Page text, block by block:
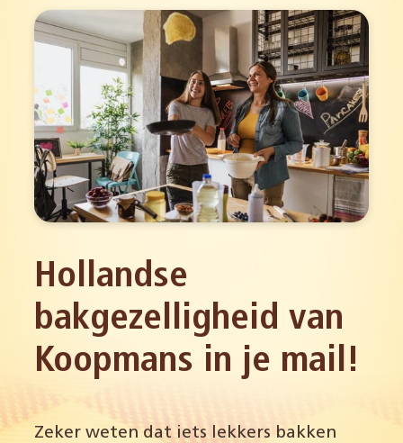
Hollandse
bakgezelligheid van
Koopmans in je mail!
Zeker weten dat iets lekkers bakken